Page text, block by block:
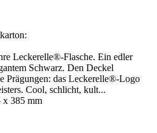
Leckerelle®-Flasche. Ein edler
Schwarz. Den Deckel
Prägungen: das Leckerelle®-Logo
Cool, schlicht, kult...
x 385 mm